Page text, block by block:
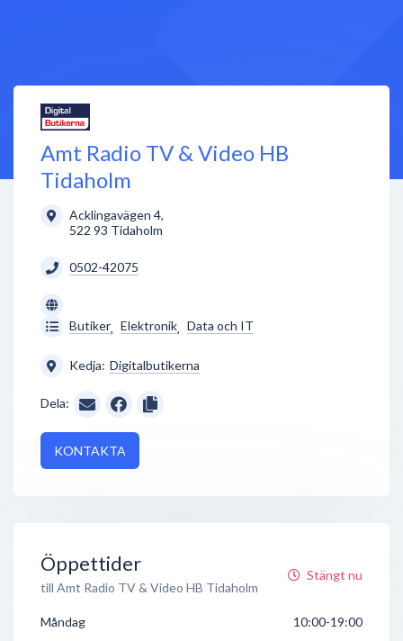
Amt Radio TV & Video HB
Tidaholm
Acklingavägen 4,
522 93 Tidaholm
0502-42075
Butiker, Elektronik, Data och IT
Kedja: Digitalbutikerna
Dela:
KONTAKTA
Öppettider
till Amt Radio TV & Video HB Tidaholm
Stängt nu
Måndag
10:00-19:00